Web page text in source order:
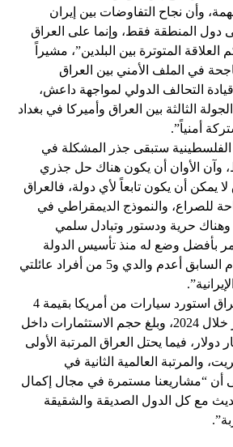
وأن نجاح التفاوضات بين إيران
دول المنطقة فقط، وإنما على العراق
المتوترة بين البلدين”، مشيراً
في الملف الأمني بين العراق
التحالف الدولي لمواجهة داعش،
الثالثة بين العراق وأميركا في بغداد
أمنياً”.
ستبقى جذر المشكلة في
وآن الأوان أن يكون هناك حل جذري
لا يمكن أن يكون تابعاً لأي دولة، فالعراق
للصراع، والنموذج الديمقراطي في
وهناك حرية ودستور وتبادل سلمي
بأفضل وضع له منذ تأسيس الدولة
الحديثة، حيث إن النظام السابق أعدم والدي و5 من أفراد عائلتي
وبين السوداني أن “العراق استورد سيارات من أمريكا بقيمة 4
مليارات ونصف المليار خلال 2024، وبلغ حجم الاستثمارات داخل
أكثر من 88 مليار دولار، فيما يحتل العراق المرتبة الأولى
والمرتبة العالمية الثانية في
أن “مشاريعنا مستمرة في مجال إكمال
بحديث مع كل الدول الصديقة والشقيقة